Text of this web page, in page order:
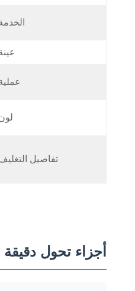
تفاصيل
أجزاء تحول